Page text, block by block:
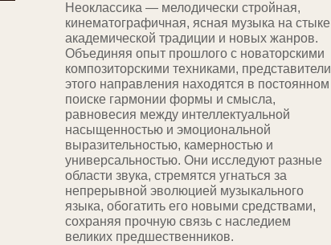
Неоклассика — мелодически стройная,
кинематографичная, ясная музыка на стыке
академической традиции и новых жанров.
Объединяя опыт прошлого с новаторскими
композиторскими техниками, представители
этого направления находятся в постоянном
поиске гармонии формы и смысла,
равновесия между интеллектуальной
насыщенностью и эмоциональной
выразительностью, камерностью и
универсальностью. Они исследуют разные
области звука, стремятся угнаться за
непрерывной эволюцией музыкального
языка, обогатить его новыми средствами,
сохраняя прочную связь с наследием
великих предшественников.